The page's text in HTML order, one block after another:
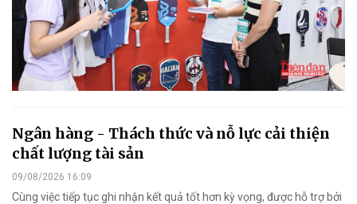
Ngân hàng - Thách thức và nỗ lực cải thiện
chất lượng tài sản
09/08/2026 16:09
Cùng việc tiếp tục ghi nhận kết quả tốt hơn kỳ vọng, được hỗ trợ bởi